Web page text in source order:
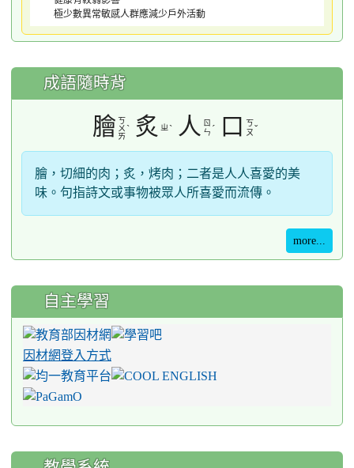
極少數異常敏感人群應減少戶外活動
成語隨時背
膾 ㄎ
ㄨ
ㄞ
ˋ 炙 ㄓ ˋ 人
ㄖ
ㄣ ˊ 口 ㄎ
ㄡˇ
膾，切細的肉；炙，烤肉；二者是人人喜愛的美
味。句指詩文或事物被眾人所喜愛而流傳。
more...
自主學習
因材網登入方式